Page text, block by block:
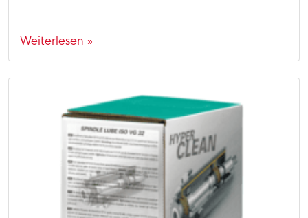
Weiterlesen »